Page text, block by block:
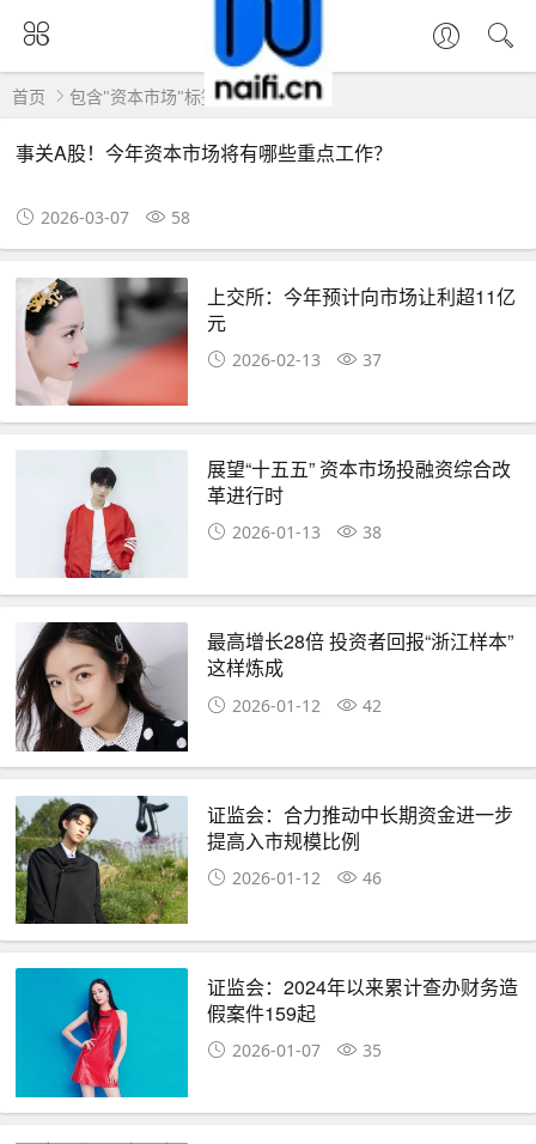
首页 包含"资本市场"标签的文章
事关A股！今年资本市场将有哪些重点工作？
2026-03-07 58
上交所：今年预计向市场让利超11亿
元
2026-02-13 37
展望“十五五” 资本市场投融资综合改
革进行时
2026-01-13 38
最高增长28倍 投资者回报“浙江样本”
这样炼成
2026-01-12 42
证监会：合力推动中长期资金进一步
提高入市规模比例
2026-01-12 46
证监会：2024年以来累计查办财务造
假案件159起
2026-01-07 35